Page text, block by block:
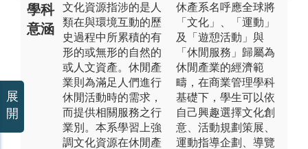
學科
意涵
文化資源指涉的是人
類在與環境互動的歷
史過程中所累積的有
形的或無形的自然的
或人文資產。休閒產
業則為滿足人們進行
休閒活動時的需求，
而提供相關服務之行
業別。本系學習上強
調文化資源在休閒產
休產系名呼應全球將
「文化」、「運動」
及「遊憩活動」與
「休閒服務」歸屬為
休閒產業的經濟範
疇，在商業管理學科
基礎下，學生可以依
自己興趣選擇文化創
意、活動規劃策展、
運動指導企劃、導覽
展
開